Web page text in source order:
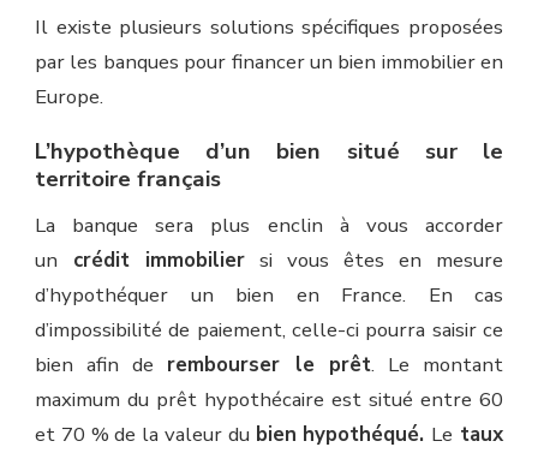
Il existe plusieurs solutions spécifiques proposées
par les banques pour financer un bien immobilier en
Europe.
L’hypothèque d’un bien situé sur le
territoire français
La banque sera plus enclin à vous accorder
un crédit immobilier si vous êtes en mesure
d’hypothéquer un bien en France. En cas
d’impossibilité de paiement, celle-ci pourra saisir ce
bien afin de rembourser le prêt. Le montant
maximum du prêt hypothécaire est situé entre 60
et 70 % de la valeur du bien hypothéqué. Le taux